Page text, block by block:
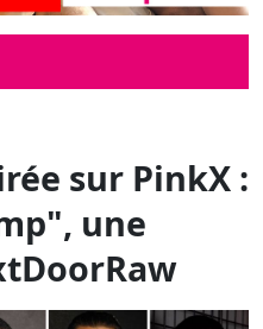
sur PinkX :
une